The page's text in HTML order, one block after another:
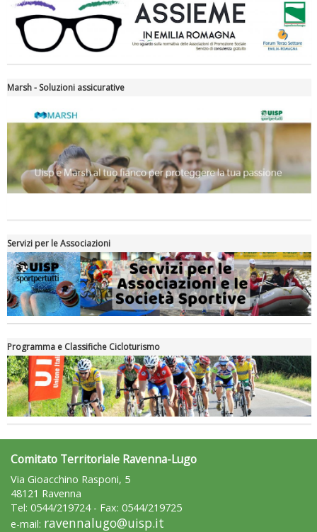
Tiziano Pesce nel Cda di Fondazione Terzjus: prima riunione a
Roma
Marsh - Soluzioni assicurative
Servizi per le Associazioni
Programma e Classifiche Cicloturismo
Comitato Territoriale Ravenna-Lugo
Via Gioacchino Rasponi, 5
48121 Ravenna
Tel: 0544/219724 - Fax: 0544/219725
e-mail: ravennalugo@uisp.it